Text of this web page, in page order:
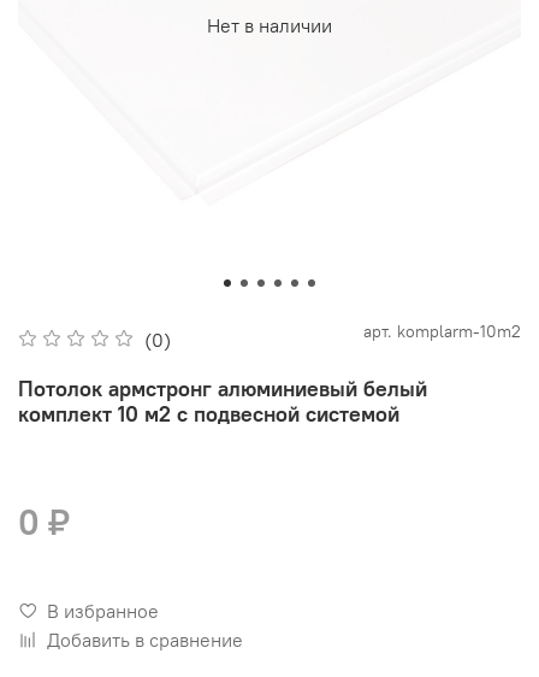
Нет в наличии
(0) арт. komplarm-10m2
Потолок армстронг алюминиевый белый
комплект 10 м2 с подвесной системой
0 ₽
В избранное
Добавить в сравнение